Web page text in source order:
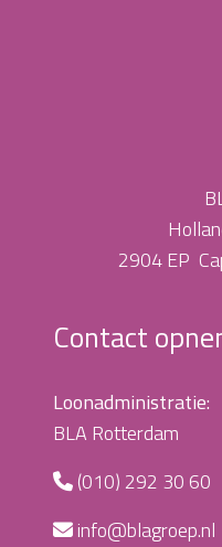
2904 EP
Contact
Loonadministratie:
BLA Rotterdam
(010) 292 30 60
info@blagroep.nl